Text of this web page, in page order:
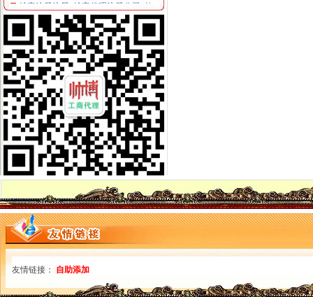
成都税务代理公司_成都代理记账公司_成都营业执照代办机构_成都工
【深圳工商注册多少钱注册公司深圳代办营业执照多少钱】-宝安宝安
广州白云区注册公司免费代办营业执照工商代理记账-利丰财务
晋中代办公司注册营业执照税务登记_晋中榆次区工商注册_晋中去
工商代理/工商执照代办_工商执照代办,代办工商营业执照-武汉公司
海淀区公司注册|海淀工商注册|代办营业执照|代办注册|海淀注册公司
北京代办营业执照,北京工商代理注册公司_春天北京代办营业执照
代办昆明市高新区工商营业执照
贵代办营业执照/工商代办/贵税务登记代理
【广州工商注册_广州代办营业执照_广州代办公】-广州工商注册广州
南昌代办工商执照88：代理工商营业执照【今日推荐网-南昌工商/税务/
【洪山代办注册公司_执照代办_工商代理知名代理】-武昌积玉桥易登网
【58同城】上海代办工商执照
【连云港速成会计服务有限公司_连云港代理工商注册、代办营业执照
【创客商务：代理记账报税、代办工商执照】-代理记帐-永州赶集网
【个体户营业执照工商代办企业店铺代理记账】-深圳坪山新区易登网
【曲靖财务公司,曲靖代办工商营业执照；曲靖注册公司】-曲靖易登网
广州工商注册,工商注册,代办营业执照,代理记帐,税务登记,一
【代办工商执照公司注册验资代账】-公司注册-沈赶集网
西宁注册公司代办营业执照多项资质代办代理记账_西宁城西区工商
友情链接： 自助添加